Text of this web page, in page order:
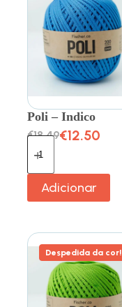
Poli – Indico
€18.49€12.50
Adicionar
Despedida da cor!